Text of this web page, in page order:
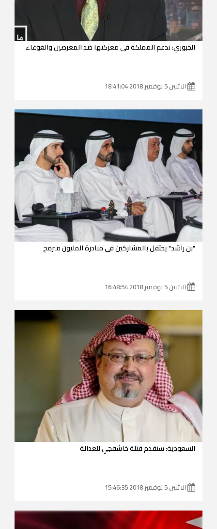
الجبوري: ندعم المملكة فى معركتها ضد المغرضين والغوغاء
الاثنين 5 نوفمبر 2018 18:41:04
"بن راشد" يحتفل بالمشاركين فى مبادرة المليون مبرمج
الاثنين 5 نوفمبر 2018 16:48:54
السعودية: سنقدم قتلة خاشقجي للعدالة
الاثنين 5 نوفمبر 2018 15:46:35